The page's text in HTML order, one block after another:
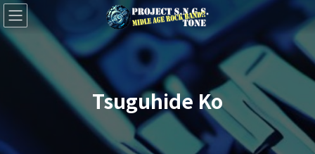
コ
ン
テ
ナ
ビ
ゲ
Tsuguhide Ko